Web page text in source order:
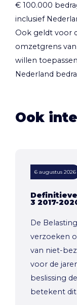
€ 100.000
inclusief
Ook geldt voor
omzetgrens
willen
Nederland
Ook
6 augustus 2026
3 2017-
De
verzoeken
van niet-
voor de
beslissing
betekent dit